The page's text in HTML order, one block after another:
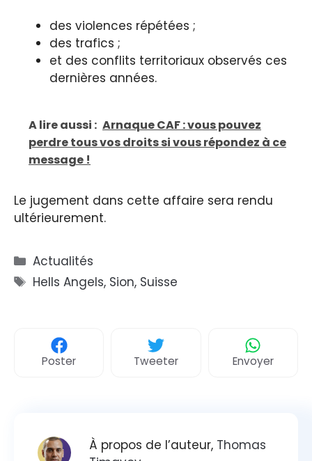
des violences répétées ;
des trafics ;
et des conflits territoriaux observés ces
dernières années.
A lire aussi : Arnaque CAF : vous pouvez
perdre tous vos droits si vous répondez à ce
message !
Le jugement dans cette affaire sera rendu
ultérieurement.
Catégories
Actualités
Étiquettes
Hells Angels, Sion, Suisse
Poster Tweeter Envoyer
À propos de l’auteur, Thomas